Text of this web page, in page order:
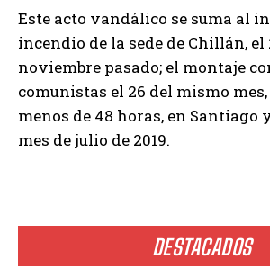
DESTACADOS
Este acto vandálico se suma al
incendio de la sede de Chillán, el
noviembre pasado; el montaje
comunistas el 26 del mismo
menos de 48 horas, en Santiago
mes de julio de 2019.